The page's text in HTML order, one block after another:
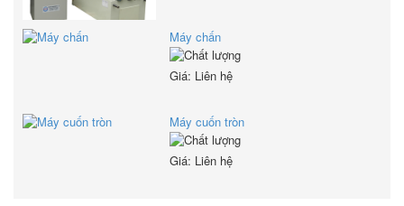
Máy chấn
Giá: Liên hệ
Máy cuốn tròn
Giá: Liên hệ